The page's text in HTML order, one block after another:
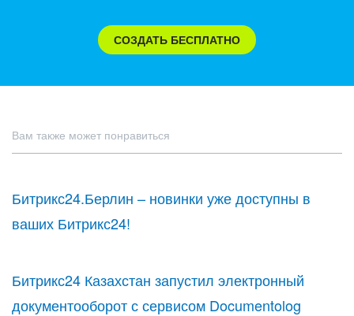
СОЗДАТЬ БЕСПЛАТНО
Вам также может понравиться
Битрикс24.Берлин – новинки уже доступны в
ваших Битрикс24!
Битрикс24 Казахстан запустил электронный
документооборот с сервисом Documentolog